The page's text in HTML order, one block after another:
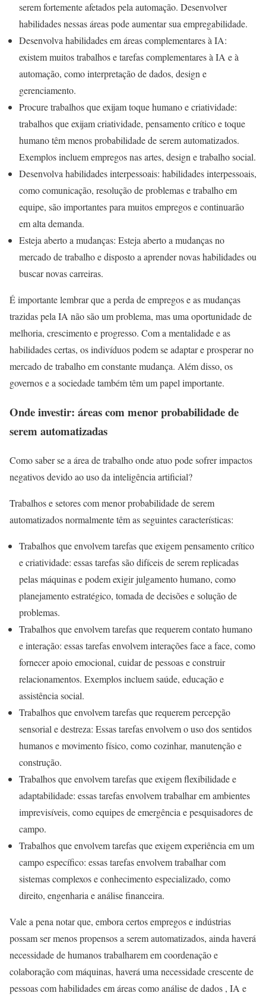
serem fortemente afetados pela automação. Desenvolver
habilidades nessas áreas pode aumentar sua empregabilidade.
Desenvolva habilidades em áreas complementares à IA:
existem muitos trabalhos e tarefas complementares à IA e à
automação, como interpretação de dados, design e
gerenciamento.
Procure trabalhos que exijam toque humano e criatividade:
trabalhos que exijam criatividade, pensamento crítico e toque
humano têm menos probabilidade de serem automatizados.
Exemplos incluem empregos nas artes, design e trabalho social.
Desenvolva habilidades interpessoais: habilidades interpessoais,
como comunicação, resolução de problemas e trabalho em
equipe, são importantes para muitos empregos e continuarão
em alta demanda.
Esteja aberto a mudanças: Esteja aberto a mudanças no
mercado de trabalho e disposto a aprender novas habilidades ou
buscar novas carreiras.
É importante lembrar que a perda de empregos e as mudanças
trazidas pela IA não são um problema, mas uma oportunidade de
melhoria, crescimento e progresso. Com a mentalidade e as
habilidades certas, os indivíduos podem se adaptar e prosperar no
mercado de trabalho em constante mudança. Além disso, os
governos e a sociedade também têm um papel importante.
Onde investir: áreas com menor probabilidade de
serem automatizadas
Como saber se a área de trabalho onde atuo pode sofrer impactos
negativos devido ao uso da inteligência artificial?
Trabalhos e setores com menor probabilidade de serem
automatizados normalmente têm as seguintes características:
Trabalhos que envolvem tarefas que exigem pensamento crítico
e criatividade: essas tarefas são difíceis de serem replicadas
pelas máquinas e podem exigir julgamento humano, como
planejamento estratégico, tomada de decisões e solução de
problemas.
Trabalhos que envolvem tarefas que requerem contato humano
e interação: essas tarefas envolvem interações face a face, como
fornecer apoio emocional, cuidar de pessoas e construir
relacionamentos. Exemplos incluem saúde, educação e
assistência social.
Trabalhos que envolvem tarefas que requerem percepção
sensorial e destreza: Essas tarefas envolvem o uso dos sentidos
humanos e movimento físico, como cozinhar, manutenção e
construção.
Trabalhos que envolvem tarefas que exigem flexibilidade e
adaptabilidade: essas tarefas envolvem trabalhar em ambientes
imprevisíveis, como equipes de emergência e pesquisadores de
campo.
Trabalhos que envolvem tarefas que exigem experiência em um
campo específico: essas tarefas envolvem trabalhar com
sistemas complexos e conhecimento especializado, como
direito, engenharia e análise financeira.
Vale a pena notar que, embora certos empregos e indústrias
possam ser menos propensos a serem automatizados, ainda haverá
necessidade de humanos trabalharem em coordenação e
colaboração com máquinas, haverá uma necessidade crescente de
pessoas com habilidades em áreas como análise de dados , IA e